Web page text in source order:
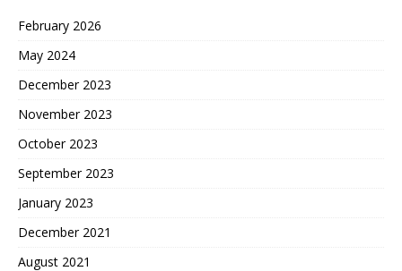
February 2026
May 2024
December 2023
November 2023
October 2023
September 2023
January 2023
December 2021
August 2021